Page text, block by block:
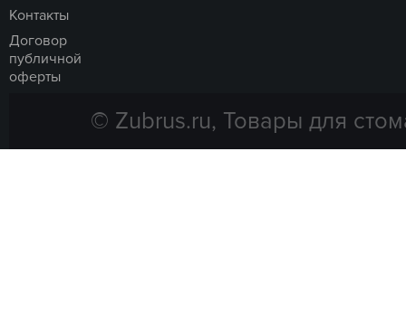
Контакты
Договор
публичной
оферты
© Zubrus.ru, Товары для